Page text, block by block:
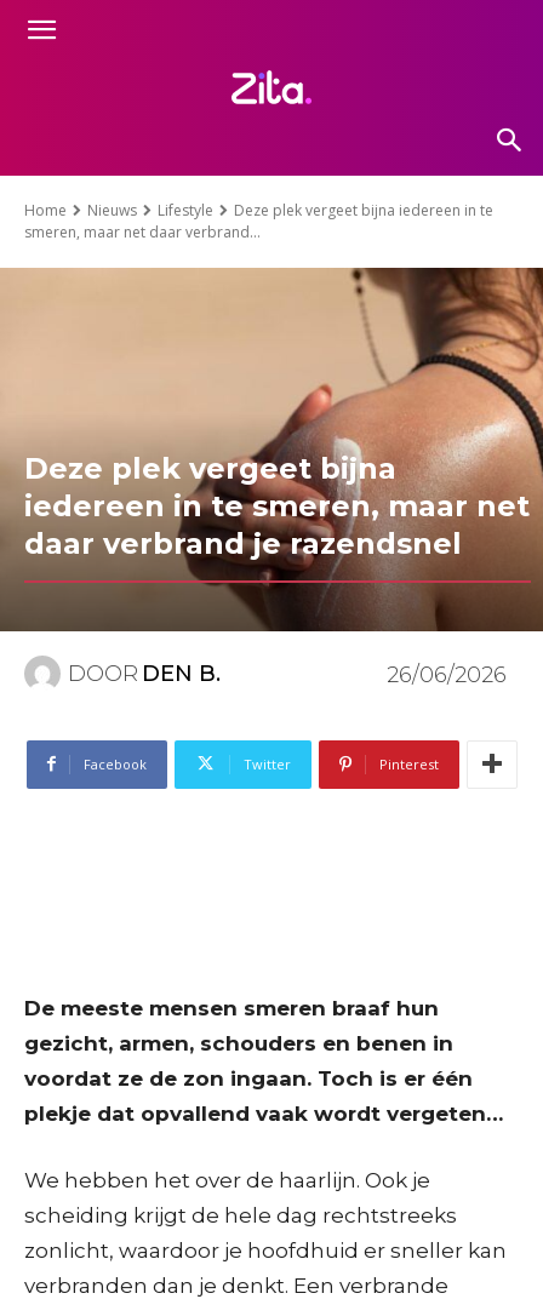
Home Nieuws Lifestyle
Deze plek vergeet bijna iedereen in te
smeren, maar net daar verbrand...
Deze plek vergeet bijna
iedereen in te smeren, maar net
daar verbrand je razendsnel
DOOR DEN B. 26/06/2026
Facebook Twitter Pinterest
De meeste mensen smeren braaf hun
gezicht, armen, schouders en benen in
voordat ze de zon ingaan. Toch is er één
plekje dat opvallend vaak wordt vergeten…
We hebben het over de haarlijn. Ook je
scheiding krijgt de hele dag rechtstreeks
zonlicht, waardoor je hoofdhuid er sneller kan
verbranden dan je denkt. Een verbrande